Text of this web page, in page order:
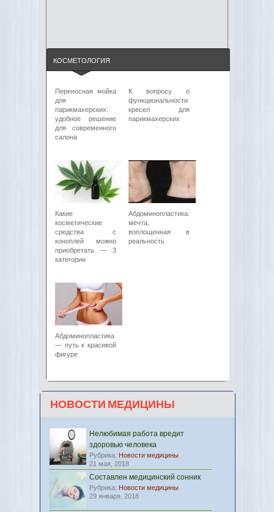
КОСМЕТОЛОГИЯ
Переносная мойка
для
парикмахерских:
удобное решение
для современного
салона
К вопросу о
функциональности
кресел для
парикмахерских
Какие
косметические
средства с
коноплей можно
приобретать — 3
категории
Абдоминопластика:
мечта,
воплощенная в
реальность
Абдоминопластика
— путь к красивой
фигуре
НОВОСТИ МЕДИЦИНЫ
Нелюбимая работа вредит
здоровью человека
Рубрика: Новости медицины
21 мая, 2018
Составлен медицинский сонник
Рубрика: Новости медицины
29 января, 2018